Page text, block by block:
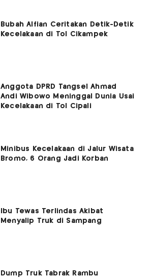
Bubah Alfian Ceritakan Detik-Detik
Kecelakaan di Tol Cikampek
Anggota DPRD Tangsel Ahmad
Andi Wibowo Meninggal Dunia Usai
Kecelakaan di Tol Cipali
Minibus Kecelakaan di Jalur Wisata
Bromo, 6 Orang Jadi Korban
Ibu Tewas Terlindas Akibat
Menyalip Truk di Sampang
Dump Truk Tabrak Rambu